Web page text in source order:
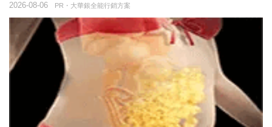
PR・大華銀全能行銷方案
2026-08-06